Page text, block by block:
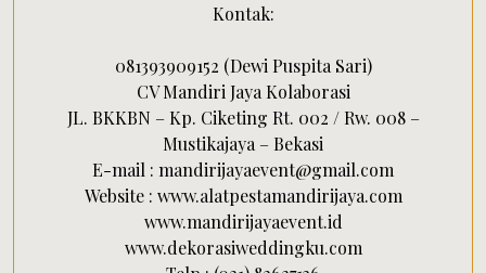
Kontak:
081393909152 (Dewi Puspita Sari)
CV Mandiri Jaya Kolaborasi
JL. BKKBN – Kp. Ciketing Rt. 002 / Rw. 008 –
Mustikajaya – Bekasi
E-mail : mandirijayaevent@gmail.com
Website : www.alatpestamandirijaya.com
www.mandirijayaevent.id
www.dekorasiweddingku.com